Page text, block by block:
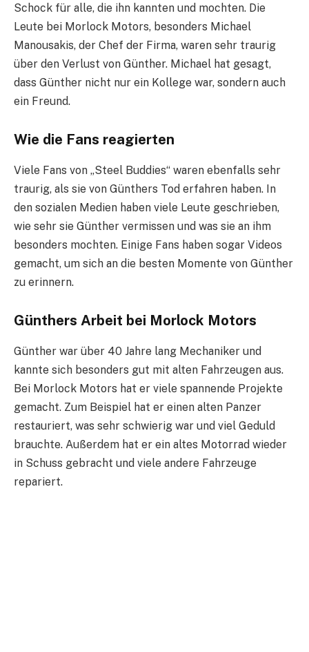
Schock für alle, die ihn kannten und mochten. Die
Leute bei Morlock Motors, besonders Michael
Manousakis, der Chef der Firma, waren sehr traurig
über den Verlust von Günther. Michael hat gesagt,
dass Günther nicht nur ein Kollege war, sondern auch
ein Freund.
Wie die Fans reagierten
Viele Fans von „Steel Buddies“ waren ebenfalls sehr
traurig, als sie von Günthers Tod erfahren haben. In
den sozialen Medien haben viele Leute geschrieben,
wie sehr sie Günther vermissen und was sie an ihm
besonders mochten. Einige Fans haben sogar Videos
gemacht, um sich an die besten Momente von Günther
zu erinnern.
Günthers Arbeit bei Morlock Motors
Günther war über 40 Jahre lang Mechaniker und
kannte sich besonders gut mit alten Fahrzeugen aus.
Bei Morlock Motors hat er viele spannende Projekte
gemacht. Zum Beispiel hat er einen alten Panzer
restauriert, was sehr schwierig war und viel Geduld
brauchte. Außerdem hat er ein altes Motorrad wieder
in Schuss gebracht und viele andere Fahrzeuge
repariert.